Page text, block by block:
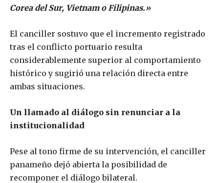
Corea del Sur, Vietnam o Filipinas.»
El canciller sostuvo que el incremento registrado
tras el conflicto portuario resulta
considerablemente superior al comportamiento
histórico y sugirió una relación directa entre
ambas situaciones.
Un llamado al diálogo sin renunciar a la
institucionalidad
Pese al tono firme de su intervención, el canciller
panameño dejó abierta la posibilidad de
recomponer el diálogo bilateral.